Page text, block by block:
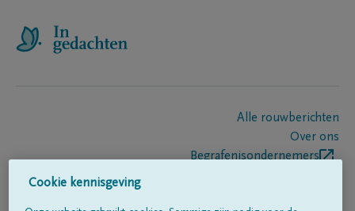
Alle rouwberichten
Over ons
Begrafenisondernemers
Cookie kennisgeving